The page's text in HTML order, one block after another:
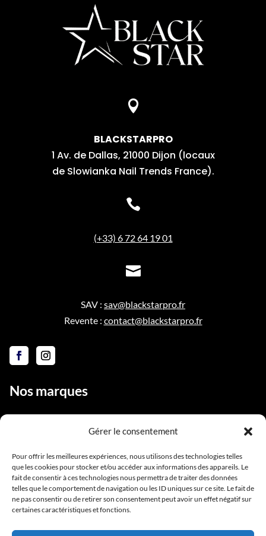
Gérer le consentement
Pour offrir les meilleures expériences, nous utilisons des technologies telles
que les cookies pour stocker et/ou accéder aux informations des appareils. Le
fait de consentir à ces technologies nous permettra de traiter des données
telles que le comportement de navigation ou les ID uniques sur ce site. Le fait de
ne pas consentir ou de retirer son consentement peut avoir un effet négatif sur
certaines caractéristiques et fonctions.

BLACKSTARPRO
1 Av. de Dallas, 21000 Dijon (locaux
de Slowianka Nail Trends France).

(+33) 6 72 64 19 01

SAV : sav@blackstarpro.fr
Revente : contact@blackstarpro.fr
Nos marques
Notre équipe
Contact
Conditions générales de vente